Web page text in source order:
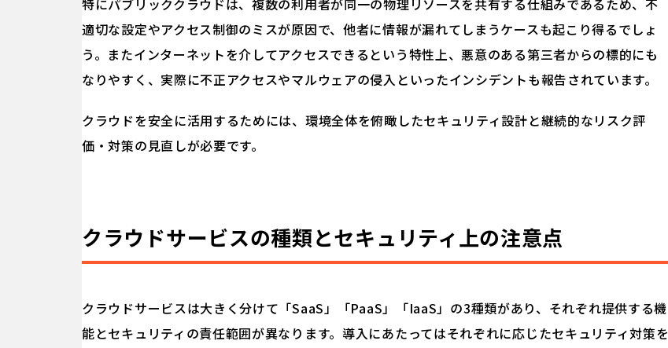
特にパブリッククラウドは、複数の利用者が同一の物理リソースを共有する仕組みであるため、不
適切な設定やアクセス制御のミスが原因で、他者に情報が漏れてしまうケースも起こり得るでしょ
う。またインターネットを介してアクセスできるという特性上、悪意のある第三者からの標的にも
なりやすく、実際に不正アクセスやマルウェアの侵入といったインシデントも報告されています。
クラウドを安全に活用するためには、環境全体を俯瞰したセキュリティ設計と継続的なリスク評
価・対策の見直しが必要です。
クラウドサービスの種類とセキュリティ上の注意点
クラウドサービスは大きく分けて「SaaS」「PaaS」「IaaS」の3種類があり、それぞれ提供する機
能とセキュリティの責任範囲が異なります。導入にあたってはそれぞれに応じたセキュリティ対策を